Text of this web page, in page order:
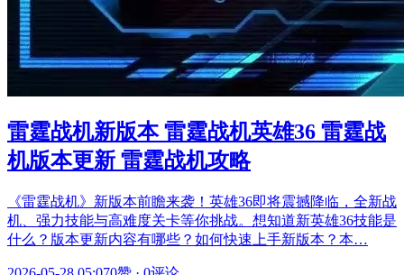
雷霆战机新版本 雷霆战机英雄36 雷霆战
机版本更新 雷霆战机攻略
《雷霆战机》新版本前瞻来袭！英雄36即将震撼降临，全新战
机、强力技能与高难度关卡等你挑战。想知道新英雄36技能是
什么？版本更新内容有哪些？如何快速上手新版本？本…